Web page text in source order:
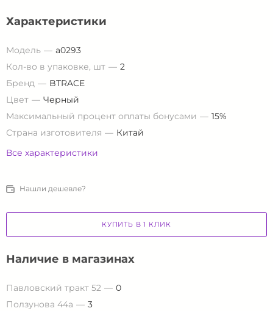
Характеристики
Модель
a0293
Кол-во в упаковке, шт
2
Бренд
BTRACE
Цвет
Черный
Максимальный процент оплаты бонусами
15%
Страна изготовителя
Китай
Все характеристики
Нашли дешевле?
КУПИТЬ В 1 КЛИК
Наличие в магазинах
Павловский тракт 52
0
Ползунова 44а
3